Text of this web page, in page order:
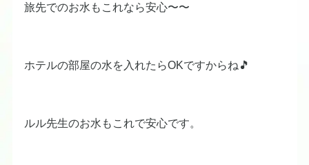
旅先でのお水もこれなら安心〜〜
ホテルの部屋の水を入れたらOKですからね🎵
ルル先生のお水もこれで安心です。